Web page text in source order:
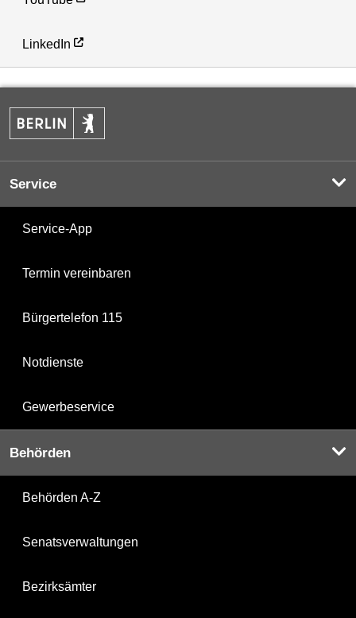
LinkedIn
Service
Service-App
Termin vereinbaren
Bürgertelefon 115
Notdienste
Gewerbeservice
Behörden
Behörden A-Z
Senatsverwaltungen
Bezirksämter